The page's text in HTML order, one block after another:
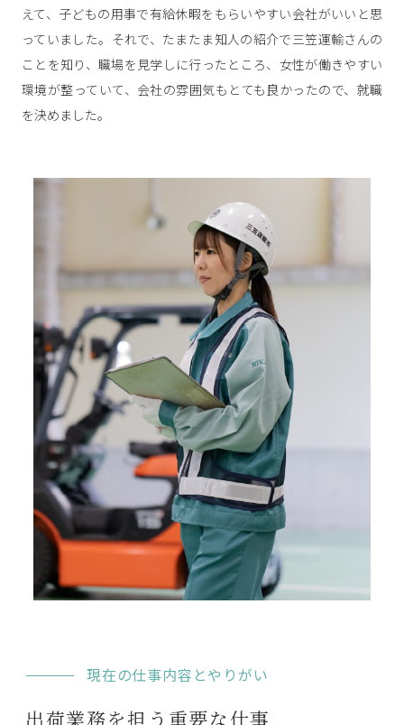
えて、子どもの用事で有給休暇をもらいやすい会社がいいと思
っていました。それで、たまたま知人の紹介で三笠運輸さんの
ことを知り、職場を見学しに行ったところ、女性が働きやすい
環境が整っていて、会社の雰囲気もとても良かったので、就職
を決めました。
現在の仕事内容とやりがい
出荷業務を担う重要な仕事